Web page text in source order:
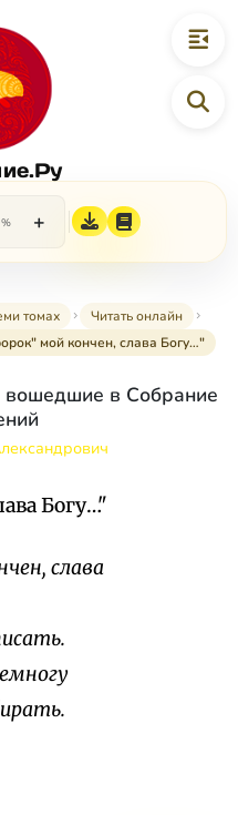
+
томах
Читать онлайн
мой кончен, слава Богу…"
вошедшие в Собрание
Богу…"
слава